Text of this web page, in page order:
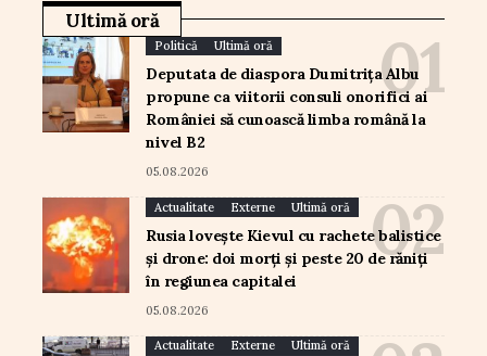
Ultimă oră
Politică Ultimă oră
Deputata de diaspora Dumitrița Albu
propune ca viitorii consuli onorifici ai
României să cunoască limba română la
nivel B2
05.08.2026
Actualitate Externe Ultimă oră
Rusia lovește Kievul cu rachete balistice
și drone: doi morți și peste 20 de răniți
în regiunea capitalei
05.08.2026
Actualitate Externe Ultimă oră